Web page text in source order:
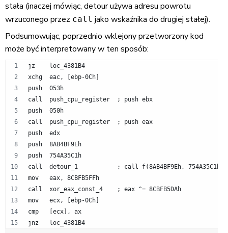
stała (inaczej mówiąc, detour używa adresu powrotu
wrzuconego przez call jako wskaźnika do drugiej stałej).
Podsumowując, poprzednio wklejony przetworzony kod
może być interpretowany w ten sposób:
jz    loc_4381B4
xchg  eac, [ebp-0Ch]
push  053h
call  push_cpu_register  ; push ebx
push  050h
call  push_cpu_register  ; push eax
push  edx
push  8AB4BF9Eh
push  754A35C1h
call  detour_1           ; call f(8AB4BF9Eh, 754A35C1h)
mov   eax, 8CBFB5FFh
call  xor_eax_const_4    ; eax ^= 8CBFB5DAh
mov   ecx, [ebp-0Ch]
cmp   [ecx], ax
jnz   loc_4381B4